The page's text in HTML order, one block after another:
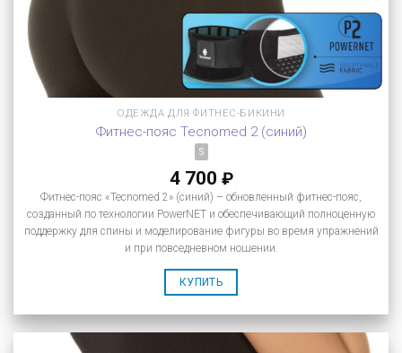
ОДЕЖДА ДЛЯ ФИТНЕС-БИКИНИ
Фитнес-пояс Tecnomed 2 (синий)
S
4 700 ₽
Фитнес-пояс «Tecnomed 2» (синий) – обновленный фитнес-пояс,
созданный по технологии PowerNET и обеспечивающий полноценную
поддержку для спины и моделирование фигуры во время упражнений
и при повседневном ношении.
КУПИТЬ